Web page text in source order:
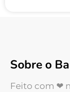
Sobre o
Feito com ❤